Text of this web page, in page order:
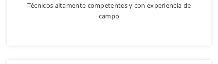
Técnicos altamente competentes y con experiencia de
campo